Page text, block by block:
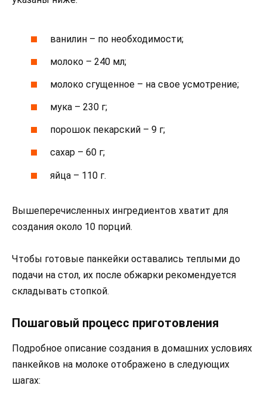
ванилин – по необходимости;
молоко – 240 мл;
молоко сгущенное – на свое усмотрение;
мука – 230 г;
порошок пекарский – 9 г;
сахар – 60 г;
яйца – 110 г.
Вышеперечисленных ингредиентов хватит для
создания около 10 порций.
Чтобы готовые панкейки оставались теплыми до
подачи на стол, их после обжарки рекомендуется
складывать стопкой.
Пошаговый процесс приготовления
Подробное описание создания в домашних условиях
панкейков на молоке отображено в следующих
шагах: